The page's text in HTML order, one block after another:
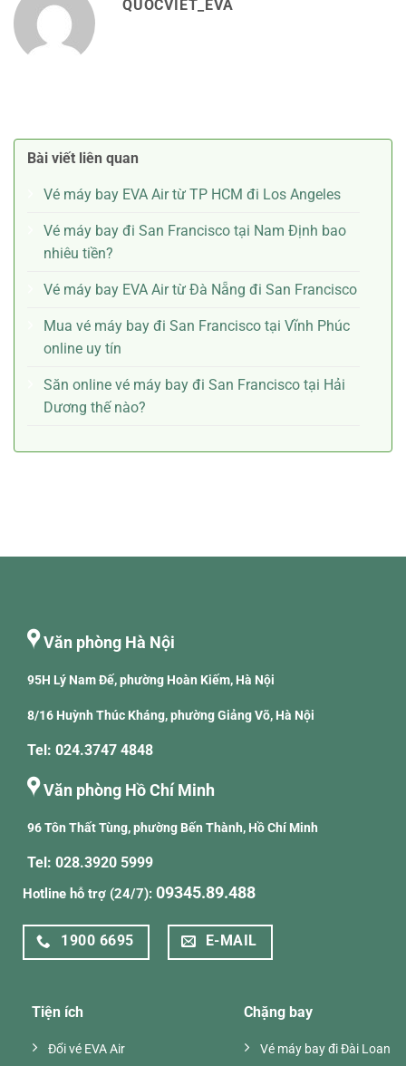
QUOCVIET_EVA
Bài viết liên quan
Vé máy bay EVA Air từ TP HCM đi Los Angeles
Vé máy bay đi San Francisco tại Nam Định bao
nhiêu tiền?
Vé máy bay EVA Air từ Đà Nẵng đi San Francisco
Mua vé máy bay đi San Francisco tại Vĩnh Phúc
online uy tín
Săn online vé máy bay đi San Francisco tại Hải
Dương thế nào?
Văn phòng Hà Nội
95H Lý Nam Đế, phường Hoàn Kiếm, Hà Nội
8/16 Huỳnh Thúc Kháng, phường Giảng Võ, Hà Nội
Tel: 024.3747 4848
Văn phòng Hồ Chí Minh
96 Tôn Thất Tùng, phường Bến Thành, Hồ Chí Minh
Tel: 028.3920 5999
Hotline hỗ trợ (24/7): 09345.89.488
1900 6695 E-MAIL
Tiện ích
Đổi vé EVA Air
Chặng bay
Vé máy bay đi Đài Loan